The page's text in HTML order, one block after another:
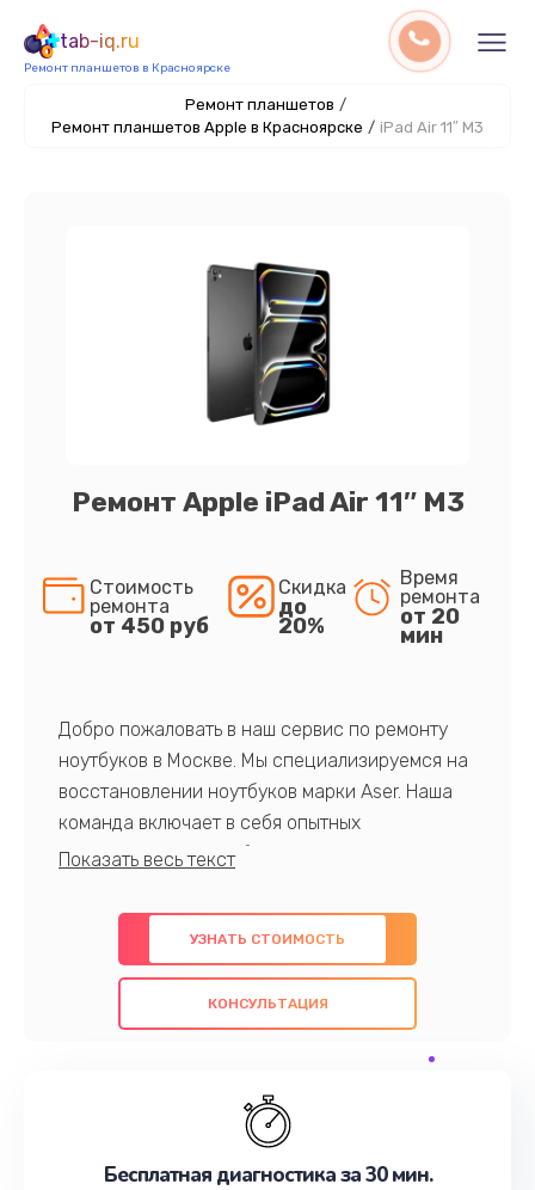
tab-iq.ru
Ремонт планшетов в Красноярске
Ремонт планшетов /
Ремонт планшетов Apple в Красноярске / iPad Air 11″ M3
Ремонт Apple iPad Air 11″ M3
Стоимость
ремонта
от 450 руб
Скидка
до
20%
Время
ремонта
от 20
мин
Добро пожаловать в наш сервис по ремонту
ноутбуков в Москве. Мы специализируемся на
восстановлении ноутбуков марки Aser. Наша
команда включает в себя опытных
профессионалов с обширными знаниями и
предлагаем быстрый и качественный ремонт с
использованием оригинальных компонентов, а
также гарантируем качество всех
проведенных работ. Наша цель - предоставить
наилучшим образом. Не медлите записаться на
УЗНАТЬ СТОИМОСТЬ
КОНСУЛЬТАЦИЯ
Бесплатная диагностика за 30 мин.